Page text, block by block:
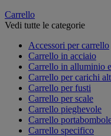
Carrello
Vedi tutte le categorie
Accessori per carrello
Carrello in acciaio
Carrello in alluminio
Carrello per carichi
Carrello per fusti
Carrello per scale
Carrello pieghevole
Carrello
Carrello specifico